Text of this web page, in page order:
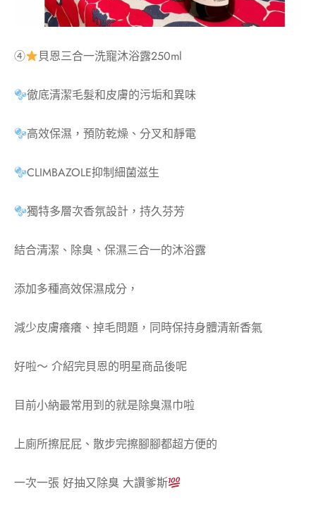
④ 貝恩三合一洗寵沐浴露250ml
徹底清潔毛髮和皮膚的污垢和異味
高效保濕，預防乾燥、分叉和靜電
CLIMBAZOLE抑制細菌滋生
獨特多層次香氛設計，持久芬芳
結合清潔、除臭、保濕三合一的沐浴露
添加多種高效保濕成分，
減少皮膚癢癢、掉毛問題，同時保持身體清新香氣
好啦～ 介紹完貝恩的明星商品後呢
目前小納最常用到的就是除臭濕巾啦
上廁所擦屁屁、散步完擦腳腳都超方便的
一次一張 好抽又除臭 大讚爹斯